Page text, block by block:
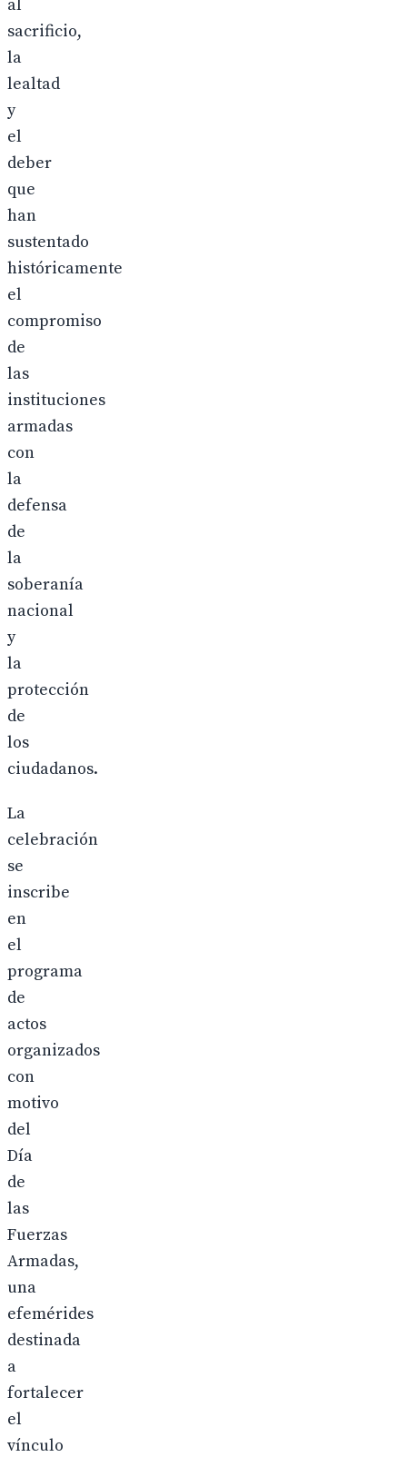
al
sacrificio,
la
lealtad
y
el
deber
que
han
sustentado
históricamente
el
compromiso
de
las
instituciones
armadas
con
la
defensa
de
la
soberanía
nacional
y
la
protección
de
los
ciudadanos.
La
celebración
se
inscribe
en
el
programa
de
actos
organizados
con
motivo
del
Día
de
las
Fuerzas
Armadas,
una
efemérides
destinada
a
fortalecer
el
vínculo